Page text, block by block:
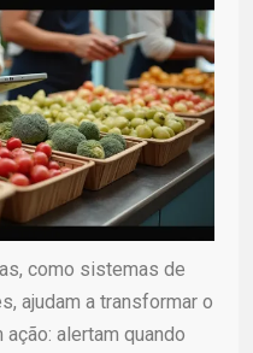
como sistemas de
ajudam a transformar o
alertam quando